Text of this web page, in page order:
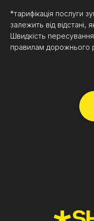
*тарифікація послуги
залежить від
Швидкість
правилам дорожнього